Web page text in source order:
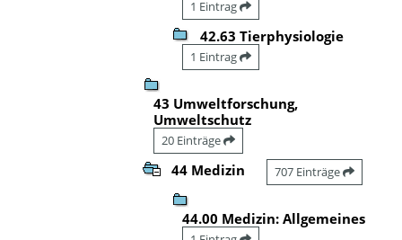
1 Eintrag
42.63 Tierphysiologie
1 Eintrag
43 Umweltforschung,
Umweltschutz
20 Einträge
44 Medizin 707 Einträge
44.00 Medizin: Allgemeines